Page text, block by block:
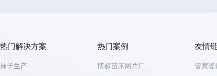
热门解决方案
袜子生产
热门案例
博超苗床网片厂
友情
管家婆